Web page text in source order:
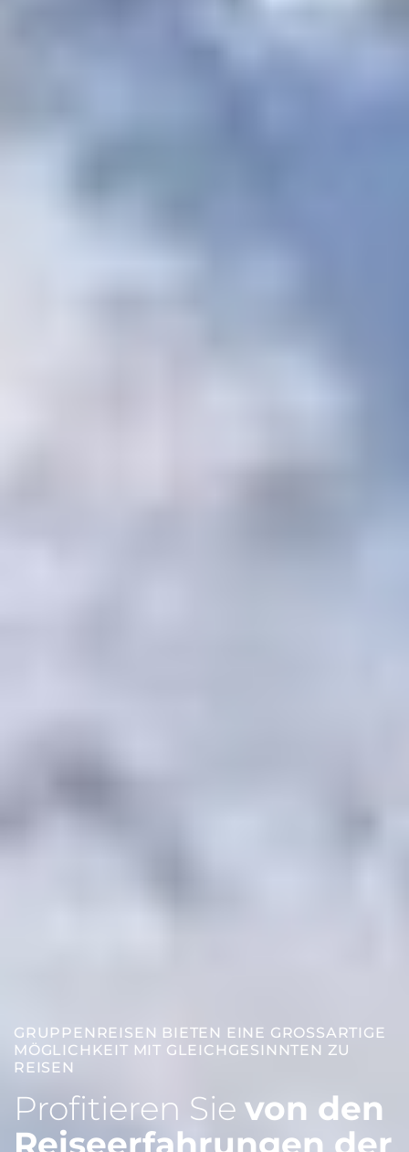
GRUPPENREISEN BIETEN EINE GROSSARTIGE M
ÖGLICHKEIT MIT GLEICHGESINNTEN ZU R
EISEN
Profitieren Sie von den
Reiseerfahrungen der